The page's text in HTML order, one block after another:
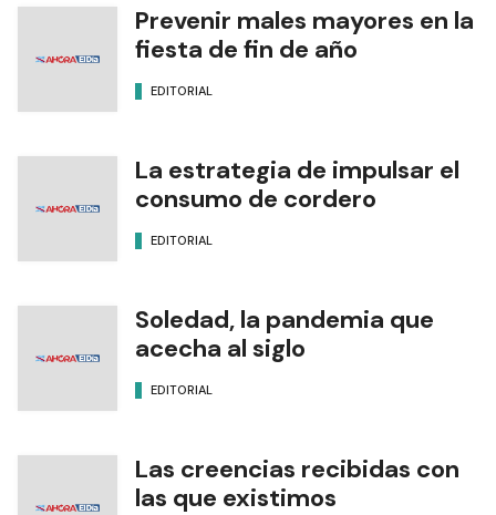
Prevenir males mayores en la
fiesta de fin de año
EDITORIAL
La estrategia de impulsar el
consumo de cordero
EDITORIAL
Soledad, la pandemia que
acecha al siglo
EDITORIAL
Las creencias recibidas con
las que existimos